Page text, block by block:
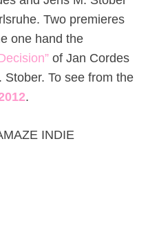
Two premieres
one hand the
of Jan Cordes
Stober. To see from the
.
INDIE